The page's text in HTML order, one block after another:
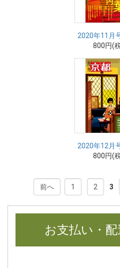
2020年11月
800円(
2020年12月
800円(
前へ 1 2 3
お支払い・